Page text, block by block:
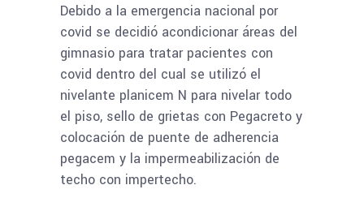
Debido a la emergencia nacional por
covid se decidió acondicionar áreas del
gimnasio para tratar pacientes con
covid dentro del cual se utilizó el
nivelante planicem N para nivelar todo
el piso, sello de grietas con Pegacreto y
colocación de puente de adherencia
pegacem y la impermeabilización de
techo con impertecho.